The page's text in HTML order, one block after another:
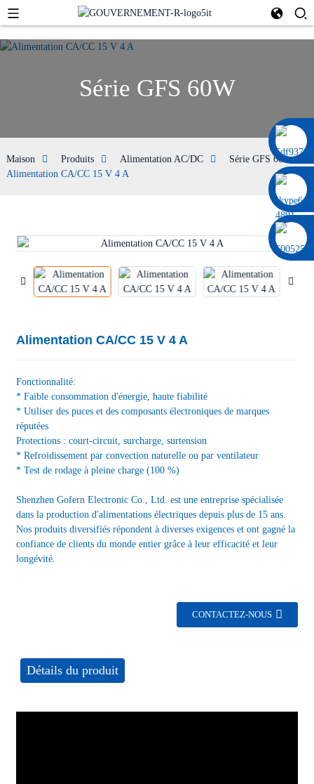
0086 13322920697
Série GFS 60W
Maison Produits Alimentation AC/DC
Série GFS 60W
Alimentation CA/CC 15 V 4 A
Alimentation CA/CC 15 V 4 A
Fonctionnalité:
* Faible consommation d'énergie, haute fiabilité
* Utiliser des puces et des composants électroniques de marques
réputées
Protections : court-circuit, surcharge, surtension
* Refroidissement par convection naturelle ou par ventilateur
* Test de rodage à pleine charge (100 %)
Shenzhen Gofern Electronic Co., Ltd. est une entreprise spécialisée
dans la production d'alimentations électriques depuis plus de 15 ans.
Nos produits diversifiés répondent à diverses exigences et ont gagné la
confiance de clients du monde entier grâce à leur efficacité et leur
longévité.
CONTACTEZ-NOUS
Détails du produit